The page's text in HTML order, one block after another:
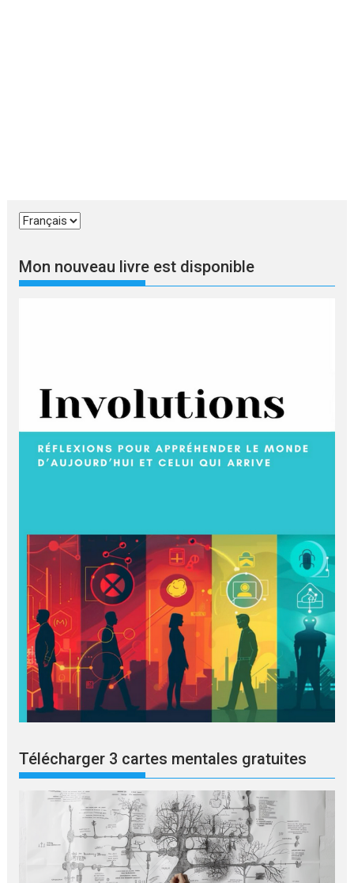
Choisir
langue
Mon nouveau livre est disponible
Télécharger 3 cartes mentales gratuites